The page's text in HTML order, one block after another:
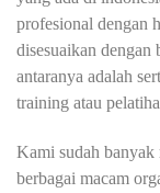
profesional dengan
disesuaikan
antaranya adalah
training atau
Kami sudah banyak
berbagai macam